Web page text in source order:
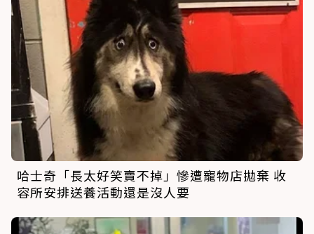
哈士奇「長太好笑賣不掉」慘遭寵物店拋棄 收
容所安排送養活動還是沒人要